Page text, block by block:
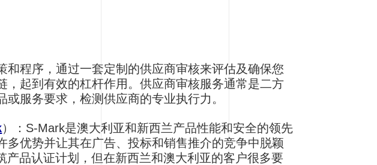
程序，通过一套定制的供应商审核来评估及确保您
起到有效的杠杆作用。供应商审核服务通常是二方
服务要求，检测供应商的专业执行力。
）：S-Mark是澳大利亚和新西兰产品性能和安全的领先
优势并让其在广告、投标和销售推介的竞争中脱颖
品认证计划，但在新西兰和澳大利亚的客户很多要